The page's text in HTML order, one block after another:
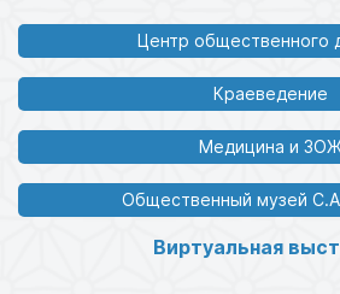
Центр общественного
Краеведение
Медицина и
Общественный музей
Виртуальная